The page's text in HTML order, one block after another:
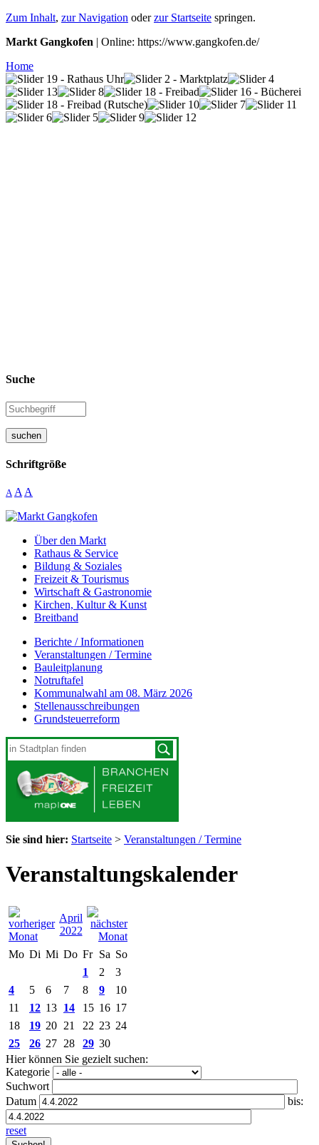
Zum Inhalt, zur Navigation oderzur Startseite springen.
Markt Gangkofen | Online: https://www.gangkofen.de/
Home
Suche
suchen
Schriftgröße
A A A
Über den Markt
Rathaus & Service
Bildung & Soziales
Freizeit & Tourismus
Wirtschaft & Gastronomie
Kirchen, Kultur & Kunst
Breitband
Berichte / Informationen
Veranstaltungen / Termine
Bauleitplanung
Notruftafel
Kommunalwahl am 08. März 2026
Stellenausschreibungen
Grundsteuerreform
Sie sind hier: Startseite > Veranstaltungen / Termine
Veranstaltungskalender
April
2022
Mo Di Mi Do Fr Sa So
1
2
3
4
5 6 7 8 9
10
11
12 13 14 15 16 17
18
19 20 21 22 23 24
25
26 27 28 29 30
Hier können Sie gezielt suchen:
Kategorie
Suchwort
Datum
bis:
reset